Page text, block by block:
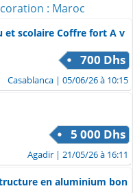
: Maroc
et scolaire Coffre fort A v
700 Dhs
Casablanca | 05/06/26 à 10:15
5 000 Dhs
Agadir | 21/05/26 à 16:11
en aluminium bon